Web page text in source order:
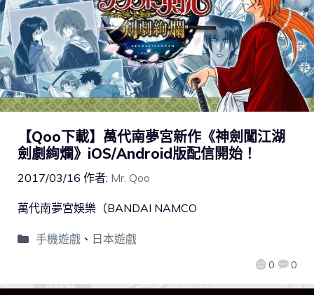
【Qoo下載】萬代南夢宮新作《神劍闖江湖
劍劇絢爛》iOS/Android版配信開始！
2017/03/16 作者: Mr. Qoo
0 0
萬代南夢宮娛樂（BANDAI NAMCO
手機遊戲、 日本遊戲